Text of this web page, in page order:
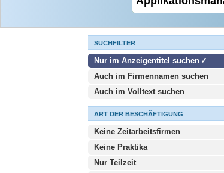
SUCHFILTER
Nur im Anzeigentitel suchen
Auch im Firmennamen suchen
Auch im Volltext suchen
ART DER BESCHÄFTIGUNG
Keine Zeitarbeitsfirmen
Keine Praktika
Nur Teilzeit